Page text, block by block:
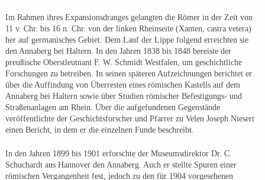
Im Rahmen ihres Expansionsdranges gelangten die Römer in der Zeit von
11 v. Chr. bis 16 n. Chr. von der linken Rheinseite (Xanten, castra vetera)
her auf germanisches Gebiet. Dem Lauf der Lippe folgend erreichten sie
den Annaberg bei Haltern. In den Jahren 1838 bis 1848 bereiste der
preußische Oberstleutnant F. W. Schmidt Westfalen, um geschichtliche
Forschungen zu betreiben. In seinen späteren Aufzeichnungen berichtet er
über die Auffindung von Überresten eines römischen Kastells auf dem
Annaberg bei Haltern sowie über Studien römischer Befestigungs- und
Straßenanlagen am Rhein. Über die aufgefundenen Gegenstände
veröffentlichte der Geschichtsforscher und Pfarrer zu Velen Joseph Niesert
einen Bericht, in dem er die einzelnen Funde beschreibt.
In den Jahren 1899 bis 1901 erforschte der Museumsdirektor Dr. C.
Schuchardt aus Hannover den Annaberg. Auch er stellte Spuren einer
römischen Vergangenheit fest, jedoch zu den für 1904 vorgesehenen